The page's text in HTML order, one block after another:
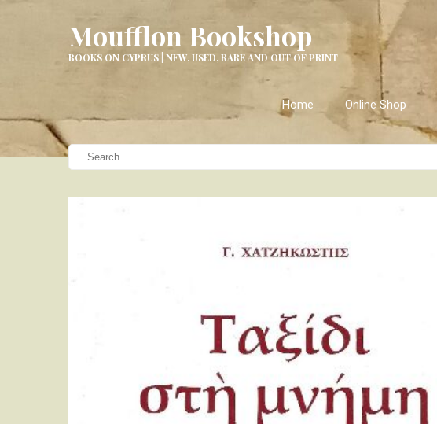
Moufflon Bookshop
BOOKS ON CYPRUS | NEW, USED, RARE AND OUT OF PRINT
Home Online Shop